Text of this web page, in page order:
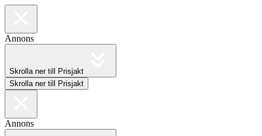
Annons
Skrolla ner till Prisjakt
Skrolla ner till Prisjakt
Annons